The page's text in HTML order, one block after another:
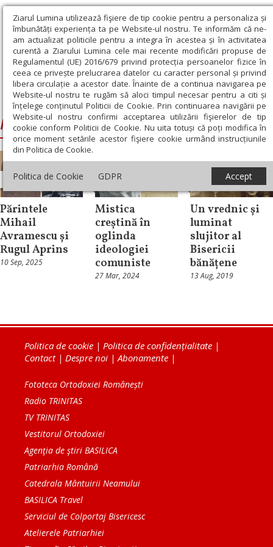
Ziarul Lumina utilizează fişiere de tip cookie pentru a personaliza și
îmbunătăți experiența ta pe Website-ul nostru. Te informăm că ne-
am actualizat politicile pentru a integra în acestea și în activitatea
curentă a Ziarului Lumina cele mai recente modificări propuse de
Regulamentul (UE) 2016/679 privind protecția persoanelor fizice în
ceea ce privește prelucrarea datelor cu caracter personal și privind
libera circulație a acestor date. Înainte de a continua navigarea pe
Website-ul nostru te rugăm să aloci timpul necesar pentru a citi și
înțelege conținutul Politicii de Cookie. Prin continuarea navigării pe
Website-ul nostru confirmi acceptarea utilizării fişierelor de tip
cookie conform Politicii de Cookie. Nu uita totuși că poți modifica în
orice moment setările acestor fişiere cookie urmând instrucțiunile
din Politica de Cookie.
Politica de Cookie GDPR Accept
Ziarul Lumina › Părintele Mihail Avramescu
Părintele Mihail Avramescu
Documentar
Părintele
Mihail
Avramescu și
Rugul Aprins
10 Sep, 2025
Documentar
Mistica
creștină în
oglinda
ideologiei
comuniste
27 Mar, 2024
Documentar
Un vrednic și
luminat
slujitor al
Bisericii
bănățene
13 Aug, 2019
Politica de cookie | Politica de confidențialitate |
Contact| Despre noi |Abonamente |
Fototeca Ortodoxiei Românești
Radio TRINITAS
TV TRINITAS
Vestitorul Ortodoxiei
Agenţia de ştiri BASILICA
Patriarhia Română
Catedrala Mântuirii Neamului
BASILICA Travel
Serviciul de Colportaj Bisericesc
Atelierele Patriarhiei